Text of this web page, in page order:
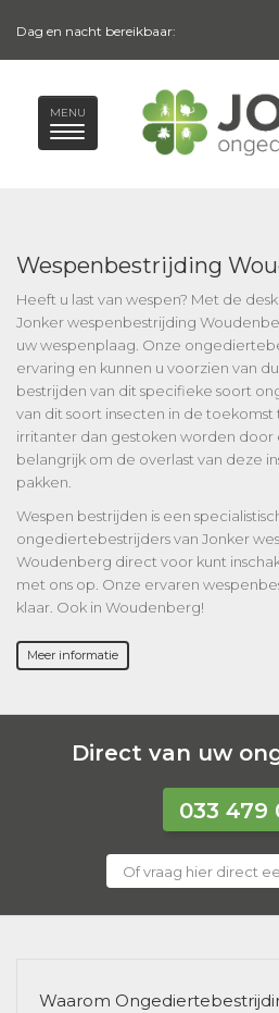
Dag en nacht bereikbaar:
MENU
Wespenbestrijding
Heeft u last van wespen? Met de
Jonker wespenbestrijding
uw wespenplaag. Onze
ervaring en kunnen u voorzien van
bestrijden van dit specifieke soort
van dit soort insecten in de toekomst
irritanter dan gestoken worden door
belangrijk om de overlast van deze
pakken.
Wespen bestrijden is een
ongediertebestrijders van Jonker
Woudenberg direct voor kunt
met ons op. Onze ervaren
klaar. Ook in Woudenberg!
Meer informatie
Direct van uw
033 479
Of vraag hier direct
Waarom